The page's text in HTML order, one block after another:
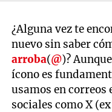
¿Alguna vez te
nuevo sin saber
arroba(@)?
ícono es
usamos en correos
sociales como X